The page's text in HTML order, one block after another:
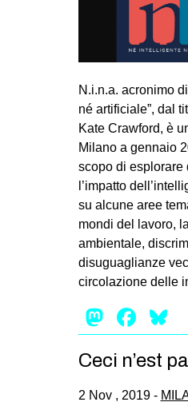
N.i.n.a. acronimo
né artificiale”, dal
Kate Crawford, è
Milano a gennaio
scopo di esplorare
l’impatto
su alcune aree
mondi del lavoro,
ambientale,
disuguaglianze
circolazione delle
Ceci n’est
2 Nov , 2019 -